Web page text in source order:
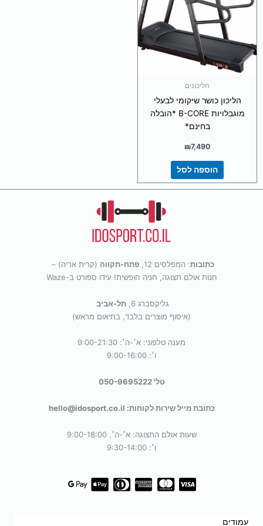
הליכונים
הליכון כושר שיקומי לבעלי
מוגבלויות B-CORE *הובלה
בחינם*
₪7,490
הוספה לסל
כתובות: המפלסים 12, פתח-תקווה (קרית אריה) –
חנות אולם תצוגה, חניה חופשית! עידו ספורט ב-Waze
גליקסברג 6,
תל-אביב
(איסוף מוצרים בלבד, בתיאום מראש)
מענה טלפוני: א׳-ה׳: 9:00-21:30
ו׳: 9:00-16:00
טל' 050-9695222
כתובת מייל שירות לקוחות: hello@idosport.co.il
שעות אולם התצוגה: א׳-ה׳, 9:00-18:00
ו׳: 9:30-14:00
עמודים